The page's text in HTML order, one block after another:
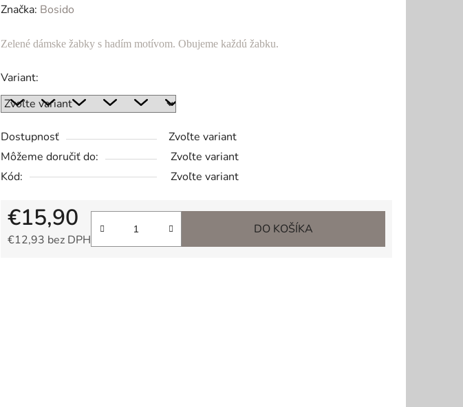
hodnotenie
je
z
5
Značka: Bosido
Zelené dámske žabky s hadím motívom. Obujeme každú žabku.
Variant:
Dostupnosť
Zvoľte variant
Môžeme doručiť do:
Zvoľte variant
Kód:
Zvoľte variant
€15,90
€12,93 bez DPH
DO KOŠÍKA